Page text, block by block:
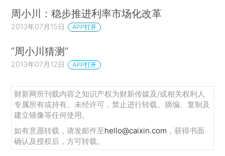
周小川：稳步推进利率市场化改革
2013年07月15日 APP打开
“周小川猜测”
2013年07月12日 APP打开
财新网所刊载内容之知识产权为财新传媒及/或相关权利人
专属所有或持有。未经许可，禁止进行转载、摘编、复制及
建立镜像等任何使用。
如有意愿转载，请发邮件至hello@caixin.com ，获得书面
确认及授权后，方可转载。